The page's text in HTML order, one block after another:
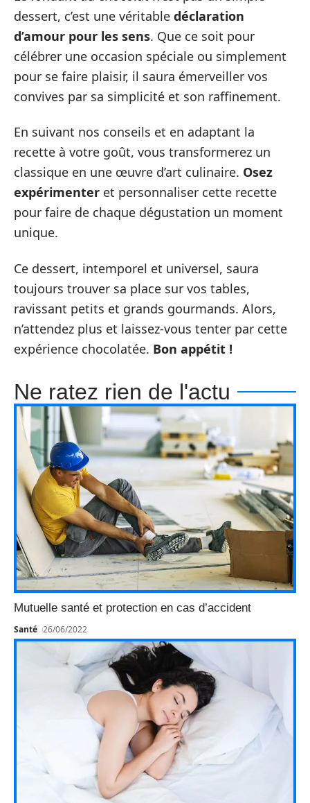
dessert, c’est une véritable déclaration
d’amour pour les sens. Que ce soit pour
célébrer une occasion spéciale ou simplement
pour se faire plaisir, il saura émerveiller vos
convives par sa simplicité et son raffinement.
En suivant nos conseils et en adaptant la
recette à votre goût, vous transformerez un
classique en une œuvre d’art culinaire. Osez
expérimenter et personnaliser cette recette
pour faire de chaque dégustation un moment
unique.
Ce dessert, intemporel et universel, saura
toujours trouver sa place sur vos tables,
ravissant petits et grands gourmands. Alors,
n’attendez plus et laissez-vous tenter par cette
expérience chocolatée. Bon appétit !
Ne ratez rien de l'actu
Mutuelle santé et protection en cas d’accident
Santé 26/06/2022